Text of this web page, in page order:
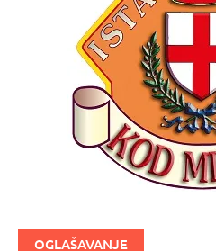
OGLAŠAVANJE